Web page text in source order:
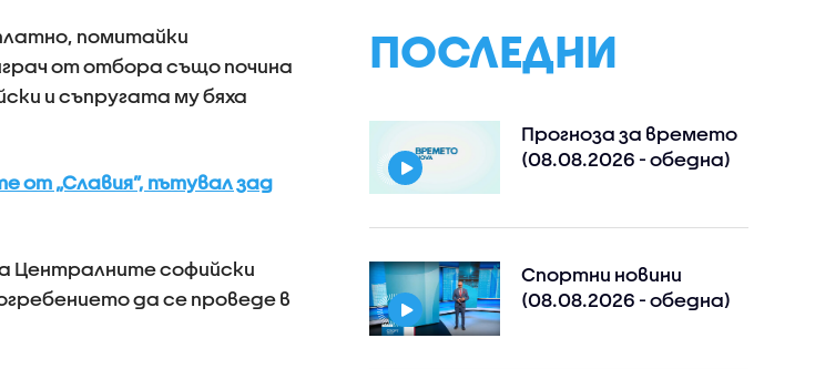
помитайки
от отбора също почина
и съпругата му бяха
от „Славия”, пътувал зад
Централните софийски
да се проведе в
ПОСЛЕДНИ
Прогноза за времето
(08.08.2026 - обедна)
Спортни новини
(08.08.2026 - обедна)